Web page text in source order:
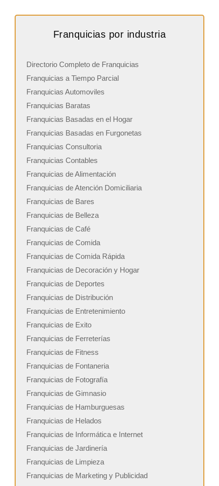
Franquicias por industria
Directorio Completo de Franquicias
Franquicias a Tiempo Parcial
Franquicias Automoviles
Franquicias Baratas
Franquicias Basadas en el Hogar
Franquicias Basadas en Furgonetas
Franquicias Consultoria
Franquicias Contables
Franquicias de Alimentación
Franquicias de Atención Domiciliaria
Franquicias de Bares
Franquicias de Belleza
Franquicias de Café
Franquicias de Comida
Franquicias de Comida Rápida
Franquicias de Decoración y Hogar
Franquicias de Deportes
Franquicias de Distribución
Franquicias de Entretenimiento
Franquicias de Exito
Franquicias de Ferreterías
Franquicias de Fitness
Franquicias de Fontaneria
Franquicias de Fotografía
Franquicias de Gimnasio
Franquicias de Hamburguesas
Franquicias de Helados
Franquicias de Informática e Internet
Franquicias de Jardinería
Franquicias de Limpieza
Franquicias de Marketing y Publicidad